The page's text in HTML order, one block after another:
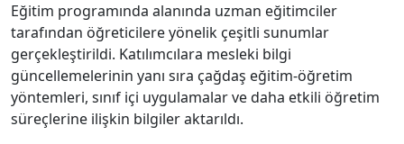
Eğitim programında alanında uzman eğitimciler
tarafından öğreticilere yönelik çeşitli sunumlar
gerçekleştirildi. Katılımcılara mesleki bilgi
güncellemelerinin yanı sıra çağdaş eğitim-öğretim
yöntemleri, sınıf içi uygulamalar ve daha etkili öğretim
süreçlerine ilişkin bilgiler aktarıldı.